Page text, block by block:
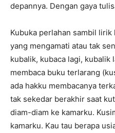
depannya. Dengan gaya
Kubuka perlahan sambil
yang mengamati atau tak
kubalik, kubaca lagi, kubalik
membaca buku terlarang
ada hakku membacanya
tak sekedar berakhir saat
diam-diam ke kamarku.
kamarku. Kau tau berapa